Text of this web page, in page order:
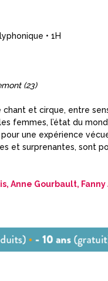
• 1H
(23)
et cirque, entre
femmes, l’état du
une expérience
et surprenantes, sont
Anne Gourbault,